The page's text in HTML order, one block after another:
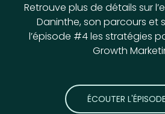
Retrouve plus de détails sur
Daninthe, son parcours et
l’épisode #4 les stratégies
Growth
ÉCOUTER